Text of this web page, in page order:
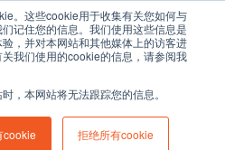
。这些cookie用于收集有关您如何与
记住您的信息。我们使用这些信息是
，并对本网站和其他媒体上的访客进
我们使用的cookie的信息，请参阅我
，本网站将无法跟踪您的信息。
cookie 拒绝所有cookie
月 2024
做好准备：